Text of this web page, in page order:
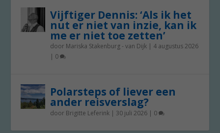
Vijftiger Dennis: ‘Als ik het
nut er niet van inzie, kan ik
me er niet toe zetten’
door Mariska Stakenburg - van Dijk | 4 augustus 2026
| 0
Polarsteps of liever een
ander reisverslag?
door Brigitte Leferink | 30 juli 2026 | 0